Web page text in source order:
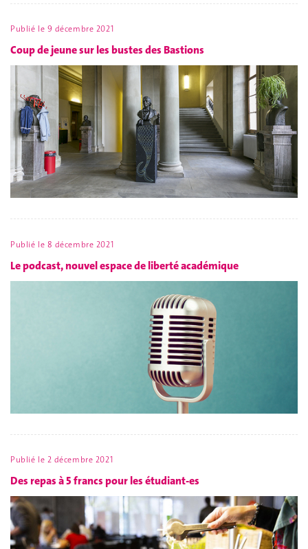
Publié le 9 décembre 2021
Coup de jeune sur les bustes des Bastions
Publié le 8 décembre 2021
Le podcast, nouvel espace de liberté académique
Publié le 2 décembre 2021
Des repas à 5 francs pour les étudiant-es